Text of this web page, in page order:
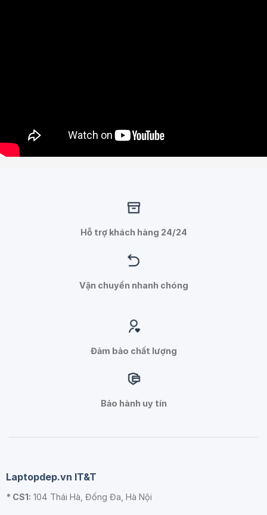
Hỗ trợ khách hàng 24/24
Vận chuyển nhanh chóng
Đảm bảo chất lượng
Bảo hành uy tín
Laptopdep.vn IT&T
* CS1: 104 Thái Hà, Đống Đa, Hà Nội